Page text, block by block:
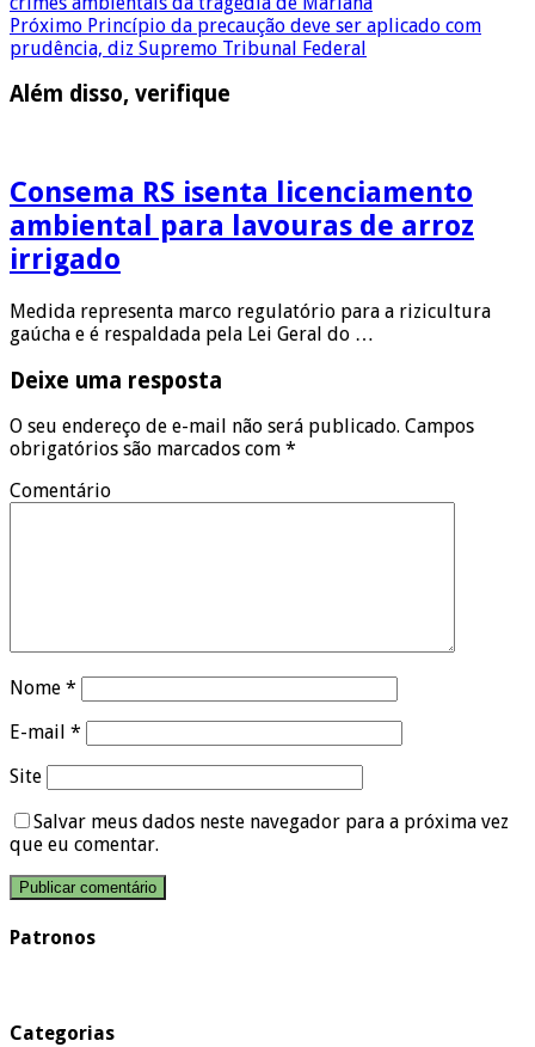
Próximo Princípio da precaução deve ser aplicado com
prudência, diz Supremo Tribunal Federal
Além disso, verifique
Consema RS isenta licenciamento
ambiental para lavouras de arroz
irrigado
Medida representa marco regulatório para a rizicultura
gaúcha e é respaldada pela Lei Geral do …
Deixe uma resposta
O seu endereço de e-mail não será publicado. Campos
obrigatórios são marcados com *
Comentário
Nome *
E-mail *
Site
Salvar meus dados neste navegador para a próxima vez
que eu comentar.
Patronos
Categorias